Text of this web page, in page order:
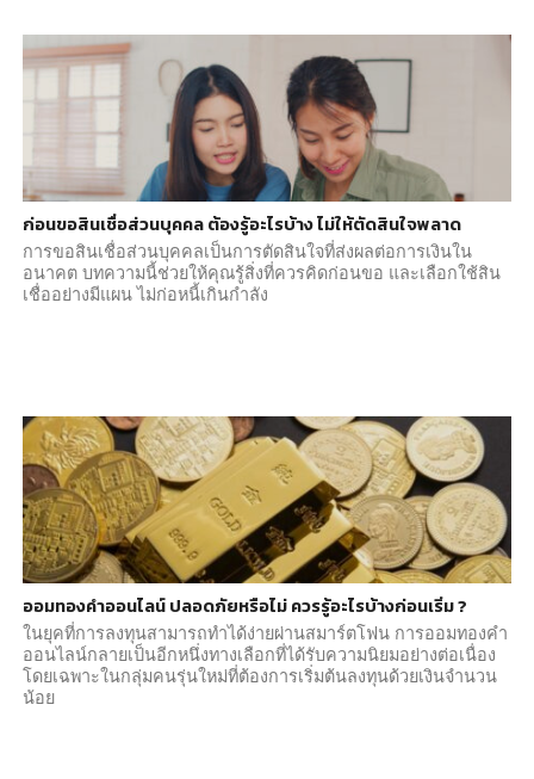
ก่อนขอสินเชื่อส่วนบุคคล ต้องรู้อะไรบ้าง ไม่ให้ตัดสินใจพลาด
การขอสินเชื่อส่วนบุคคลเป็นการตัดสินใจที่ส่งผลต่อการเงินใน
อนาคต บทความนี้ช่วยให้คุณรู้สิ่งที่ควรคิดก่อนขอ และเลือกใช้สิน
เชื่ออย่างมีแผน ไม่ก่อหนี้เกินกำลัง
ออมทองคำออนไลน์ ปลอดภัยหรือไม่ ควรรู้อะไรบ้างก่อนเริ่ม ?
ในยุคที่การลงทุนสามารถทำได้ง่ายผ่านสมาร์ตโฟน การออมทองคำ
ออนไลน์กลายเป็นอีกหนึ่งทางเลือกที่ได้รับความนิยมอย่างต่อเนื่อง
โดยเฉพาะในกลุ่มคนรุ่นใหม่ที่ต้องการเริ่มต้นลงทุนด้วยเงินจำนวน
น้อย